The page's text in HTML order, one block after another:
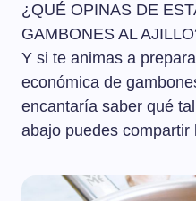
¿QUÉ OPINAS DE
GAMBONES AL
Y si te animas a
económica de
encantaría saber qué
abajo puedes compartir